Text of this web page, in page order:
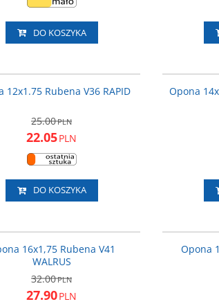
DO KOSZYKA
12x1.75 Rubena V36 RAPID
25.00PLN
22.05PLN
DO KOSZYKA
Opona
16x1,75 Rubena V41
WALRUS
32.00PLN
27.90PLN
Opona